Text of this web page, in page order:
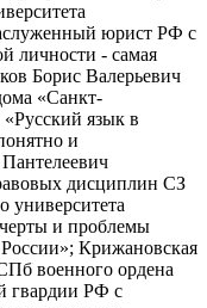
юрист РФ с
личности - самая
Борис Валерьевич
«Санкт-
язык в
и
дисциплин СЗ
университета
и проблемы
Крижановская
военного ордена
гвардии РФ с